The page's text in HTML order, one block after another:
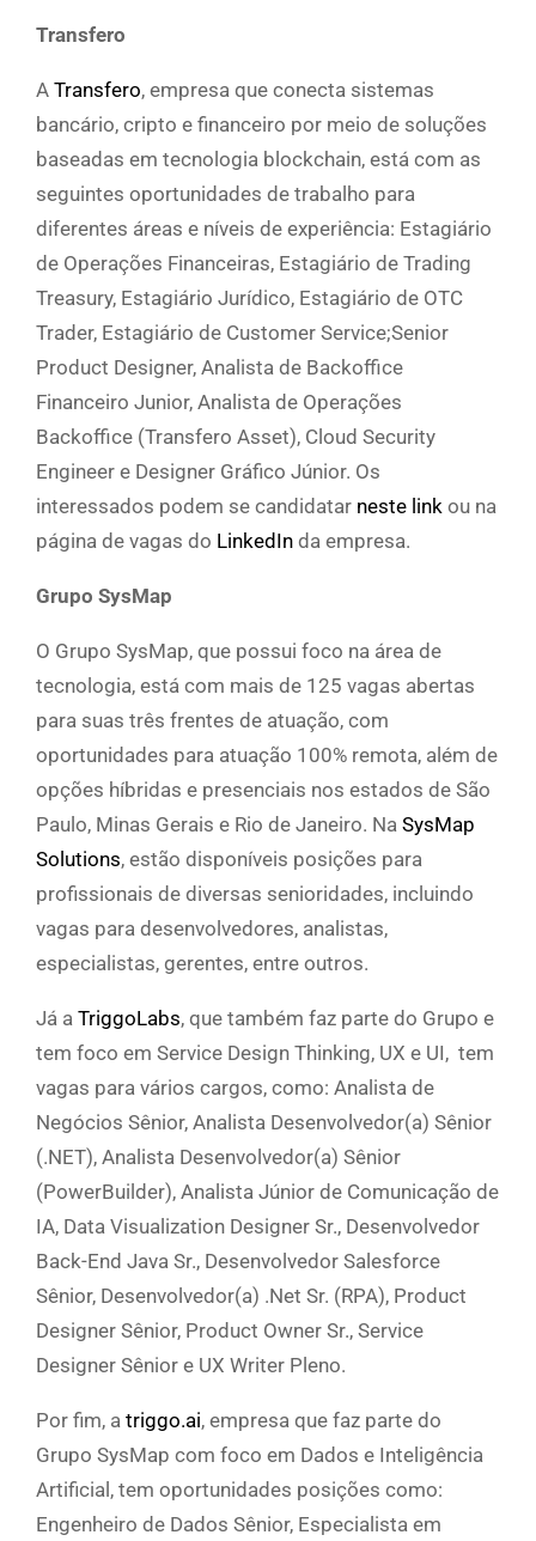
Transfero
A Transfero, empresa que conecta sistemas
bancário, cripto e financeiro por meio de soluções
baseadas em tecnologia blockchain, está com as
seguintes oportunidades de trabalho para
diferentes áreas e níveis de experiência: Estagiário
de Operações Financeiras, Estagiário de Trading
Treasury, Estagiário Jurídico, Estagiário de OTC
Trader, Estagiário de Customer Service;Senior
Product Designer, Analista de Backoffice
Financeiro Junior, Analista de Operações
Backoffice (Transfero Asset), Cloud Security
Engineer e Designer Gráfico Júnior. Os
interessados podem se candidatar neste link ou na
página de vagas do LinkedIn da empresa.
Grupo SysMap
O Grupo SysMap, que possui foco na área de
tecnologia, está com mais de 125 vagas abertas
para suas três frentes de atuação, com
oportunidades para atuação 100% remota, além de
opções híbridas e presenciais nos estados de São
Paulo, Minas Gerais e Rio de Janeiro. Na SysMap
Solutions, estão disponíveis posições para
profissionais de diversas senioridades, incluindo
vagas para desenvolvedores, analistas,
especialistas, gerentes, entre outros.
Já a TriggoLabs, que também faz parte do Grupo e
tem foco em Service Design Thinking, UX e UI, tem
vagas para vários cargos, como: Analista de
Negócios Sênior, Analista Desenvolvedor(a) Sênior
(.NET), Analista Desenvolvedor(a) Sênior
(PowerBuilder), Analista Júnior de Comunicação de
IA, Data Visualization Designer Sr., Desenvolvedor
Back-End Java Sr., Desenvolvedor Salesforce
Sênior, Desenvolvedor(a) .Net Sr. (RPA), Product
Designer Sênior, Product Owner Sr., Service
Designer Sênior e UX Writer Pleno.
Por fim, a triggo.ai, empresa que faz parte do
Grupo SysMap com foco em Dados e Inteligência
Artificial, tem oportunidades posições como:
Engenheiro de Dados Sênior, Especialista em